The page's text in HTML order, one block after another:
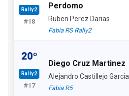
Rally2
#18
Perdomo
Ruben Perez Darias
Fabia RS Rally2
20º
Rally2
#17
Diego Cruz Martinez
Alejandro Castillejo Garcia
Fabia R5